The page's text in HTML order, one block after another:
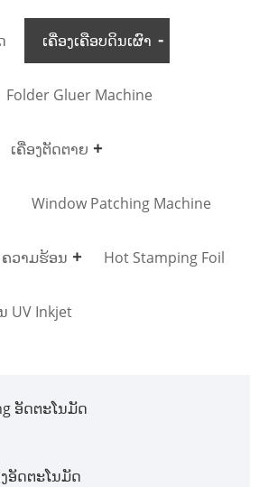
ເຄື່ອງເຄືອບດິນເຜົາ
Folder Gluer Machine
ເຄື່ອງຕັດຕາຍ
Window Patching Machine
ຄວາມຮ້ອນ Hot Stamping Foil
UV Inkjet
ອັດຕະໂນມັດ
ງອັດຕະໂນມັດ